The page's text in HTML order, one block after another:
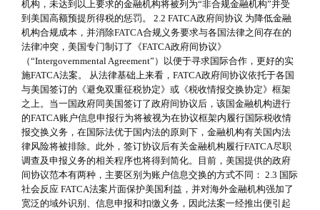
机构，未达到以上要求的金融机构将被列为“非合规金融机构”并受
到美国高额预提所得税的惩罚。 2.2 FATCA政府间协议 为降低金融
机构合规成本，并消除FATCA合规义务要求与各国法律之间存在的
法律冲突，美国专门制订了《FATCA政府间协议》
（“Intergovernmental Agreement”）以便于寻求国际合作，更好的实
施FATCA法案。 从法律基础上来看，FATCA政府间协议依托于各国
与美国签订的《避免双重征税协定》或《税收情报交换协定》框架
之上。当一国政府同美国签订了政府间协议后，该国金融机构进行
的FATCA账户信息申报行为将被视为在协议框架内履行国际税收情
报交换义务，在国际法优于国内法的原则下，金融机构有关国内法
律风险将被排除。此外，签订协议后有关金融机构履行FATCA尽职
调查及申报义务的相关程序也将得到简化。目前，美国提供的政府
间协议范本有两种，主要区别为账户信息交换的方式不同： 2.3 国际
社会反应 FATCA法案片面保护美国利益，并对海外金融机构强加了
宽泛的域外识别、信息申报和扣缴义务，因此法案一经推出便引起